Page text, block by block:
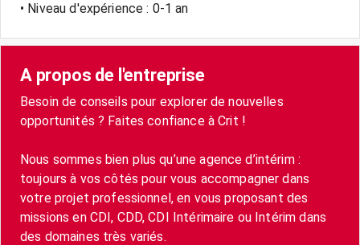
• Niveau d'expérience : 0-1 an
A propos de l'entreprise
Besoin de conseils pour explorer de nouvelles
opportunités ? Faites confiance à Crit !
Nous sommes bien plus qu’une agence d’intérim :
toujours à vos côtés pour vous accompagner dans
votre projet professionnel, en vous proposant des
missions en CDI, CDD, CDI Intérimaire ou Intérim dans
des domaines très variés.